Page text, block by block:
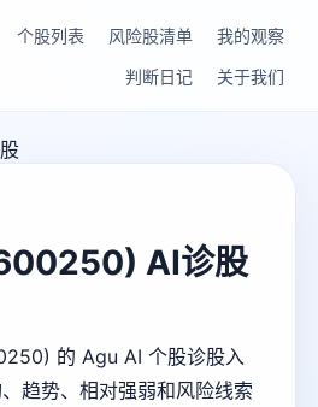
个股列表 风险股清单
我的观察
判断日记
关于我们
AI诊股
的 Agu AI 个股诊股入
趋势、相对强弱和风险线索